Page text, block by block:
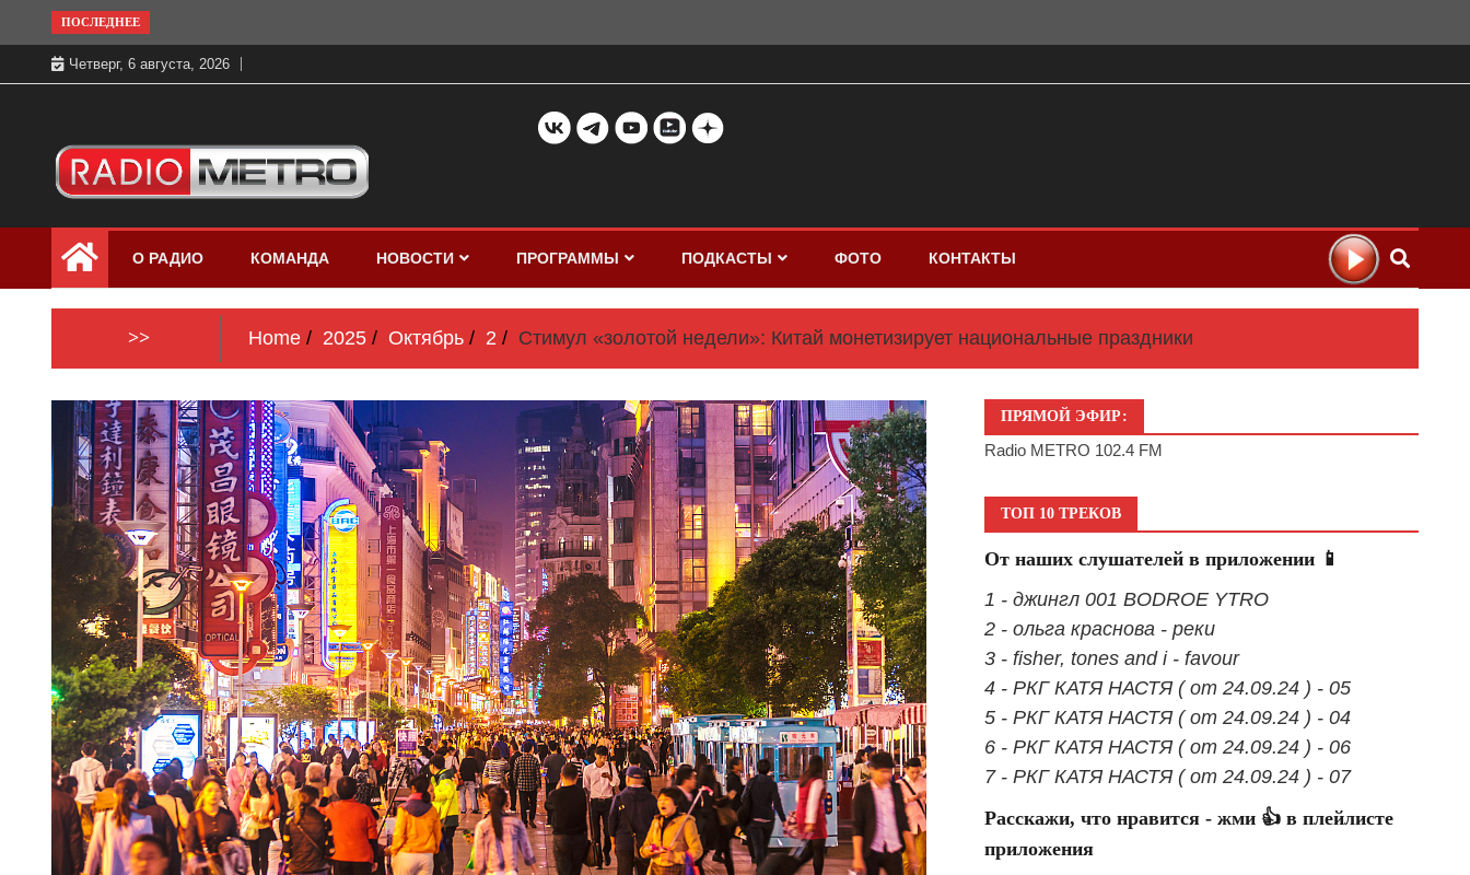
to
content
ПОСЛЕДНЕЕ
Четверг, 6 августа, 2026
Радио МЕТРО
бесплатно в хорошем качестве Санкт-
Петербург и Россия
О РАДИО КОМАНДА НОВОСТИ ПРОГРАММЫ ПОДКАСТЫ ФОТО КОНТАКТЫ
>> Home 2025 Октябрь 2 Стимул «золотой недели»: Китай монетизирует национальные праздники
ПРЯМОЙ ЭФИР:
Radio METRO 102.4 FM
ТОП 10 ТРЕКОВ
От наших слушателей в приложении 📱
1 - джингл 001 BODROE YTRO
2 - ольга краснова - реки
3 - fisher, tones and i - favour
4 - РКГ КАТЯ НАСТЯ ( от 24.09.24 ) - 05
5 - РКГ КАТЯ НАСТЯ ( от 24.09.24 ) - 04
6 - РКГ КАТЯ НАСТЯ ( от 24.09.24 ) - 06
7 - РКГ КАТЯ НАСТЯ ( от 24.09.24 ) - 07
Расскажи, что нравится - жми 👍 в плейлисте
приложения